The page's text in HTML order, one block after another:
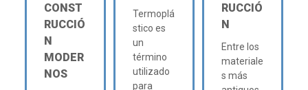
CONST
RUCCIÓ
N
MODER
NOS
Termoplá
stico es
un
término
utilizado
para
RUCCIÓ
N
Entre los
materiale
s más